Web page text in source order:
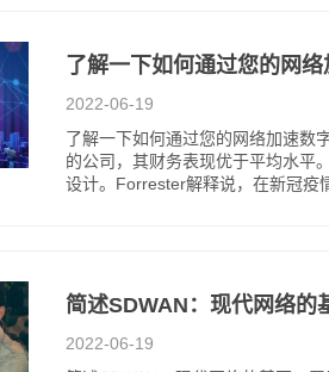
了解一下如何通过您的网
2022-06-19
了解一下如何通过您的网络加速数
的公司，其财务表现优于平均水平
设计。Forrester解释说，在新冠疫
简述SDWAN：现代网络的
2022-06-19